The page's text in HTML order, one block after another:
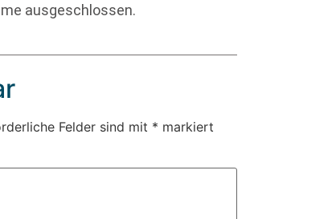
ausgeschlossen.
Felder sind mit * markiert